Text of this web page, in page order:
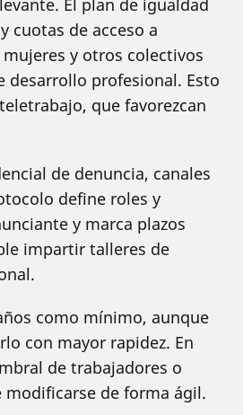
El plan de igualdad
cuotas de acceso a
y otros colectivos
desarrollo profesional. Esto
que favorezcan
de denuncia, canales
define roles y
y marca plazos
impartir talleres de
como mínimo, aunque
con mayor rapidez. En
de trabajadores o
de forma ágil.